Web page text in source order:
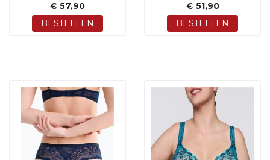
€ 57,90
BESTELLEN
€ 51,90
BESTELLEN